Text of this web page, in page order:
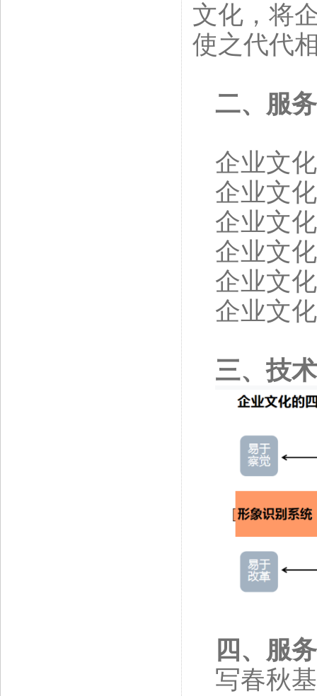
文化，将
使之代代
二、服
企业文
企业文
企业文
企业文
企业文
企业文
三、技
四、服
写春秋